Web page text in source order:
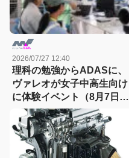
2026/07/27 12:40
理科の勉強からADASに、
ヴァレオが女子中高生向け
に体験イベント（8月7日締
切）